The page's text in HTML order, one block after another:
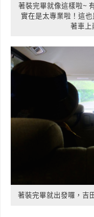
著裝完畢就像這樣啦~
實在是太專業啦！這
著車上
著裝完畢就出發囉，吉